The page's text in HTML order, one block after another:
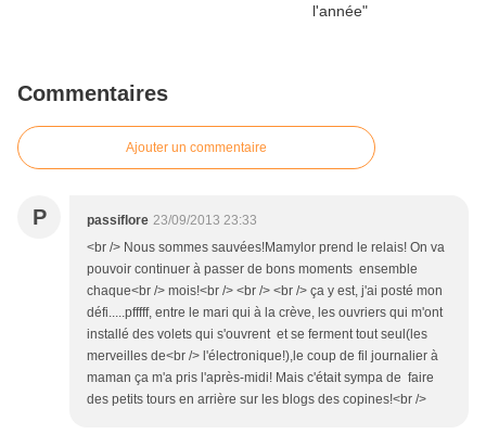
Commentaires
Ajouter un commentaire
P passiflore 23/09/2013 23:33
<br /> Nous sommes sauvées!Mamylor prend le relais! On va
pouvoir continuer à passer de bons moments ensemble
chaque<br /> mois!<br /> <br /> <br /> ça y est, j'ai posté mon
défi.....pfffff, entre le mari qui à la crève, les ouvriers qui m'ont
installé des volets qui s'ouvrent et se ferment tout seul(les
merveilles de<br /> l'électronique!),le coup de fil journalier à
maman ça m'a pris l'après-midi! Mais c'était sympa de faire
des petits tours en arrière sur les blogs des copines!<br />